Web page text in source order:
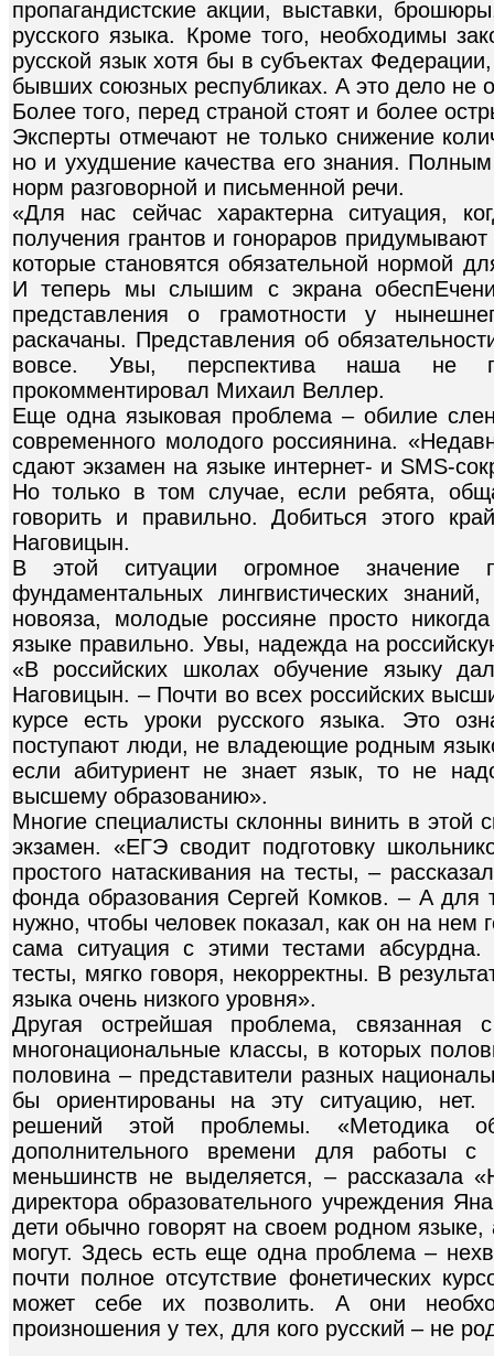
пропагандистские акции, выставки,
русского языка. Кроме того, необходимы
русской язык хотя бы в субъектах
бывших союзных республиках. А это дело не
Более того, перед страной стоят и более
Эксперты отмечают не только снижение
но и ухудшение качества его знания.
норм разговорной и письменной речи.
«Для нас сейчас характерна ситуация,
получения грантов и гонораров
которые становятся обязательной нормой
И теперь мы слышим с экрана
представления о грамотности у
раскачаны. Представления об
вовсе. Увы, перспектива наша не
прокомментировал Михаил Веллер.
Еще одна языковая проблема – обилие
современного молодого россиянина.
сдают экзамен на языке интернет- и SMS-
Но только в том случае, если ребята,
говорить и правильно. Добиться этого
Наговицын.
В этой ситуации огромное значение
фундаментальных лингвистических
новояза, молодые россияне просто
языке правильно. Увы, надежда на
«В российских школах обучение языку
Наговицын. – Почти во всех российских
курсе есть уроки русского языка. Это
поступают люди, не владеющие родным
если абитуриент не знает язык, то не
высшему образованию».
Многие специалисты склонны винить в этой
экзамен. «ЕГЭ сводит подготовку
простого натаскивания на тесты, –
фонда образования Сергей Комков. – А для
нужно, чтобы человек показал, как он на нем
сама ситуация с этими тестами
тесты, мягко говоря, некорректны. В
языка очень низкого уровня».
Другая острейшая проблема, связанная
многонациональные классы, в которых
половина – представители разных
бы ориентированы на эту ситуацию, нет.
решений этой проблемы. «Методика
дополнительного времени для работы с
меньшинств не выделяется, – рассказала
директора образовательного учреждения
дети обычно говорят на своем родном
могут. Здесь есть еще одна проблема –
почти полное отсутствие фонетических
может себе их позволить. А они
произношения у тех, для кого русский – не